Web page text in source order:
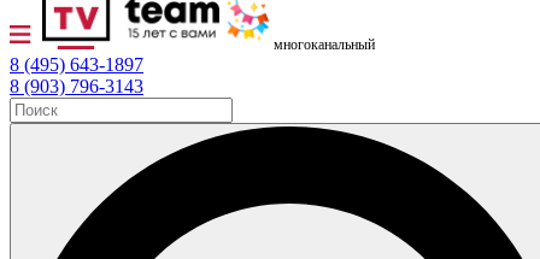
многоканальный
8 (495) 643-1897
8 (903) 796-3143